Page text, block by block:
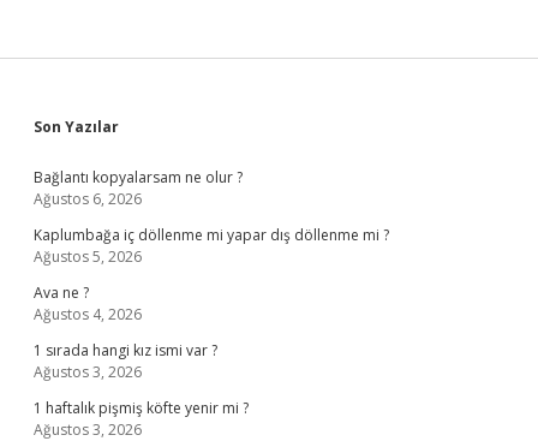
Sidebar
Son Yazılar
Bağlantı kopyalarsam ne olur ?
Ağustos 6, 2026
Kaplumbağa iç döllenme mi yapar dış döllenme mi ?
Ağustos 5, 2026
Ava ne ?
Ağustos 4, 2026
1 sırada hangi kız ismi var ?
Ağustos 3, 2026
1 haftalık pişmiş köfte yenir mi ?
Ağustos 3, 2026